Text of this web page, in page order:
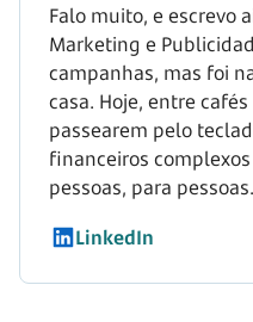
Falo muito, e escrevo
Marketing e
campanhas, mas foi
casa. Hoje, entre
passearem pelo
financeiros
pessoas, para pessoas.
LinkedIn